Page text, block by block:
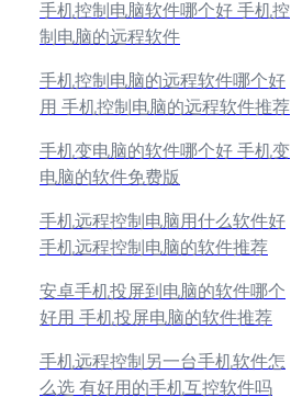
手机控制电脑软件哪个好 手机控
制电脑的远程软件
手机控制电脑的远程软件哪个好
用 手机控制电脑的远程软件推荐
手机变电脑的软件哪个好 手机变
电脑的软件免费版
手机远程控制电脑用什么软件好
手机远程控制电脑的软件推荐
安卓手机投屏到电脑的软件哪个
好用 手机投屏电脑的软件推荐
手机远程控制另一台手机软件怎
么选 有好用的手机互控软件吗